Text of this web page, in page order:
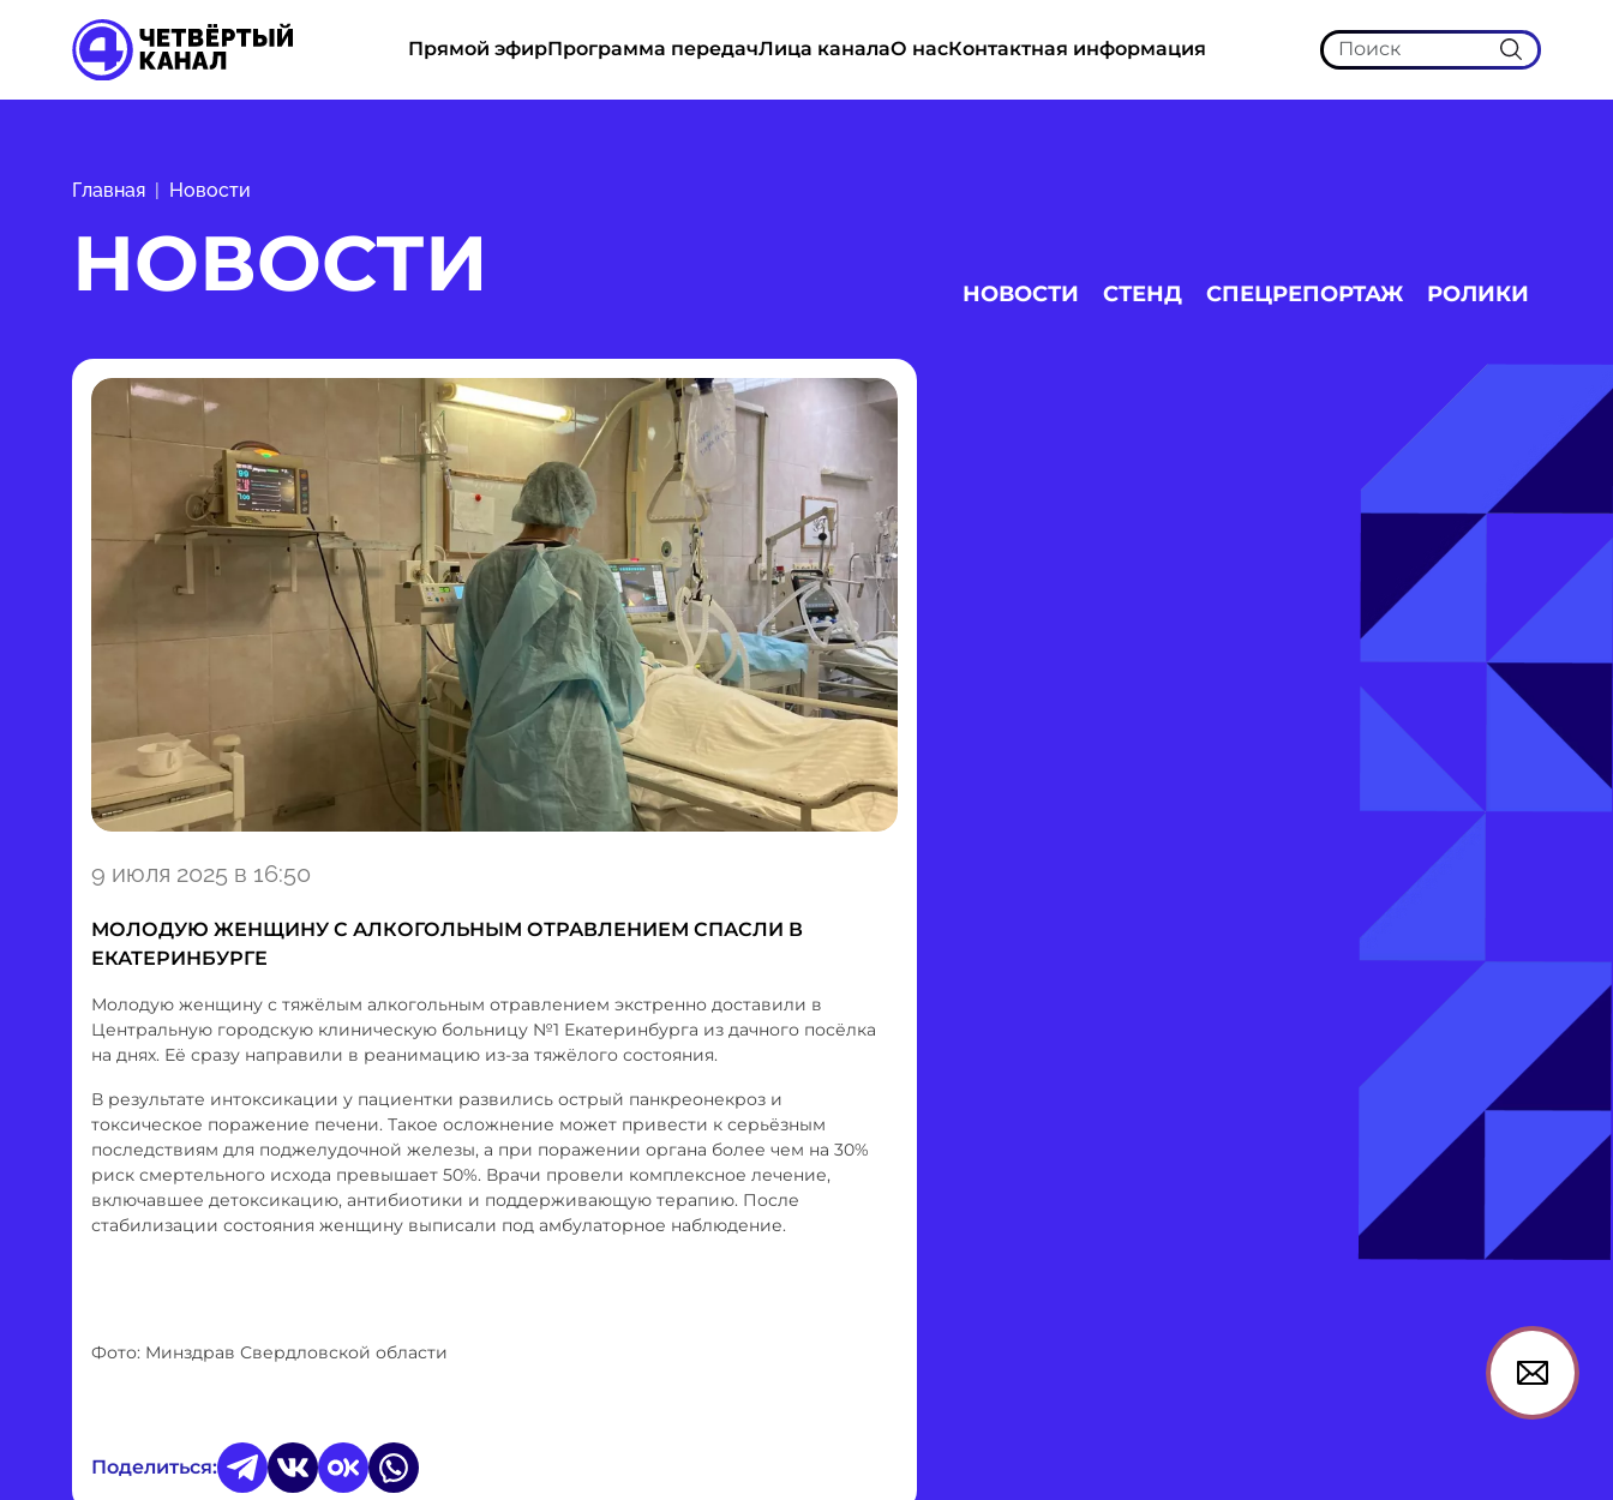
Прямой эфирПрограмма передачЛица каналаО насКонтактная информация
Главная Новости
НОВОСТИ НОВОСТИ СТЕНД СПЕЦРЕПОРТАЖ РОЛИКИ
1
1
9 июля 2025 в 16:50
МОЛОДУЮ ЖЕНЩИНУ С АЛКОГОЛЬНЫМ ОТРАВЛЕНИЕМ СПАСЛИ В
ЕКАТЕРИНБУРГЕ
Молодую женщину с тяжёлым алкогольным отравлением экстренно доставили в
Центральную городскую клиническую больницу №1 Екатеринбурга из дачного посёлка
на днях. Её сразу направили в реанимацию из-за тяжёлого состояния.
В результате интоксикации у пациентки развились острый панкреонекроз и
токсическое поражение печени. Такое осложнение может привести к серьёзным
последствиям для поджелудочной железы, а при поражении органа более чем на 30%
риск смертельного исхода превышает 50%. Врачи провели комплексное лечение,
включавшее детоксикацию, антибиотики и поддерживающую терапию. После
стабилизации состояния женщину выписали под амбулаторное наблюдение.
Фото: Минздрав Свердловской области
Поделиться: